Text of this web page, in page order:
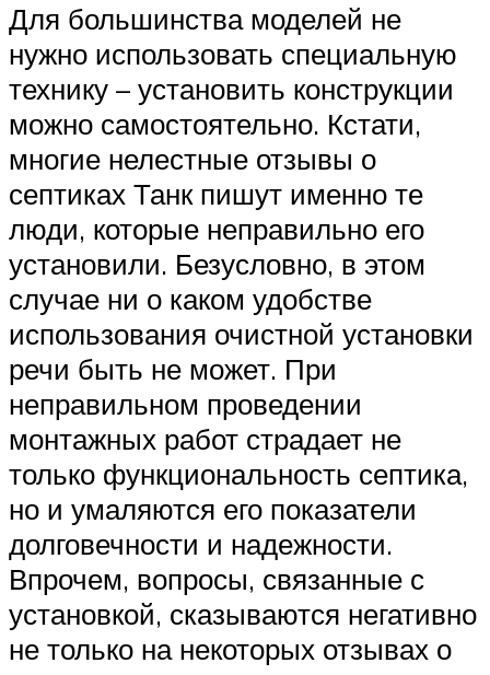
Для большинства моделей не
нужно использовать специальную
технику – установить конструкции
можно самостоятельно. Кстати,
многие нелестные отзывы о
септиках Танк пишут именно те
люди, которые неправильно его
установили. Безусловно, в этом
случае ни о каком удобстве
использования очистной установки
речи быть не может. При
неправильном проведении
монтажных работ страдает не
только функциональность септика,
но и умаляются его показатели
долговечности и надежности.
Впрочем, вопросы, связанные с
установкой, сказываются негативно
не только на некоторых отзывах о